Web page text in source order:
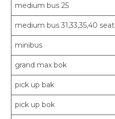
medium bus 25
medium bus 31,33,35,40 seat
minibus
grand max bok
pick up bak
pick up bok